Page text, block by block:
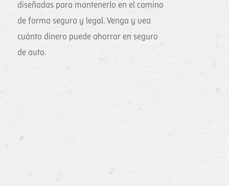
diseñadas para mantenerlo en el camino
de forma segura y legal. Venga y vea
cuánto dinero puede ahorrar en seguro
de auto.